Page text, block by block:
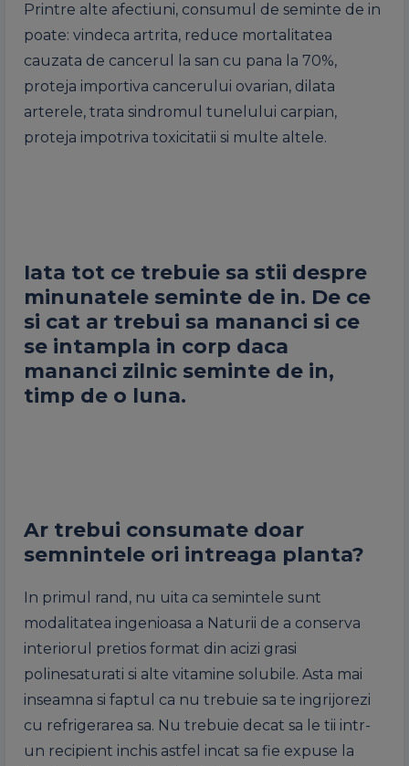
Printre alte afectiuni, consumul de seminte de in
poate: vindeca artrita, reduce mortalitatea
cauzata de cancerul la san cu pana la 70%,
proteja importiva cancerului ovarian, dilata
arterele, trata sindromul tunelului carpian,
proteja impotriva toxicitatii si multe altele.
Iata tot ce trebuie sa stii despre
minunatele seminte de in. De ce
si cat ar trebui sa mananci si ce
se intampla in corp daca
mananci zilnic seminte de in,
timp de o luna.
Ar trebui consumate doar
semnintele ori intreaga planta?
In primul rand, nu uita ca semintele sunt
modalitatea ingenioasa a Naturii de a conserva
interiorul pretios format din acizi grasi
polinesaturati si alte vitamine solubile. Asta mai
inseamna si faptul ca nu trebuie sa te ingrijorezi
cu refrigerarea sa. Nu trebuie decat sa le tii intr-
un recipient inchis astfel incat sa fie expuse la